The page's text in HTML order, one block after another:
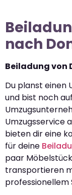
nach
Beiladung von
Du planst einen
und bist noch
Umzugsservice
bieten dir eine
für deine
paar
transportieren
professionellem